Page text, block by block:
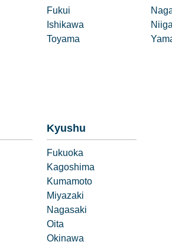
Fukui
Ishikawa
Toyama
Kyushu
Fukuoka
Kagoshima
Kumamoto
Miyazaki
Nagasaki
Oita
Okinawa